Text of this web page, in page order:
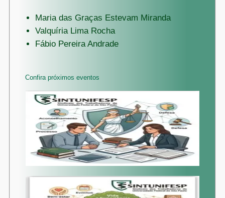
Maria das Graças Estevam Miranda
Valquíria Lima Rocha
Fábio Pereira Andrade
Confira próximos eventos